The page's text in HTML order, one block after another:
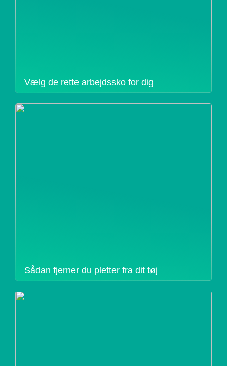
Vælg de rette arbejdssko for dig
Sådan fjerner du pletter fra dit tøj